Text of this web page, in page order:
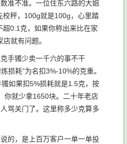
准不准。一位住东六路的大姐
校秤，100g就是100g，心里踏
超0.1克，如果你称出来比在家
就有问题。
手镯少卖一千六的事不干
损耗”为名扣3%-10%的克重。
如果扣5%损耗就是1.5克，按
你就少拿1650块。二十年老店
骂关门了。这里称多少克算多
的，是上百万客户一单一单投